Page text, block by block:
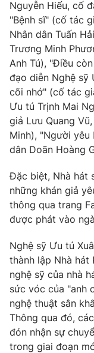
Giải sao mai
Sao
Làm đẹp
Chất lượng cuộc
Tuyển sinh
Học trực tuyến
Công nghệ
Hitech Công nghệ
Sản phẩm
Thị trường
Tư vấn
Giao lưu trực
Lịch phát sóng
Chuyên mục khác
Emagazine
Photo
Video
VTV Money
VTV Sức khoẻ
Thị trường 24h
Nguyễn Hiếu, cố
"Bệnh sĩ" (cố tác
Nhân dân Tuấn
Trương Minh
Anh Tú), "Điều
đạo diễn Nghệ sỹ
cõi nhớ" (cố tác
Ưu tú Trịnh Mai
giả Lưu Quang
Minh), "Người yêu
dân Doãn Hoàng
Đặc biệt, Nhà hát
những khán giả
thông qua trang
được phát vào
Nghệ sỹ Ưu tú
thành lập Nhà hát
nghệ sỹ của nhà
sức vóc của "anh
nghệ thuật sân
Thông qua đó,
đón nhận sự
trong giai đoạn